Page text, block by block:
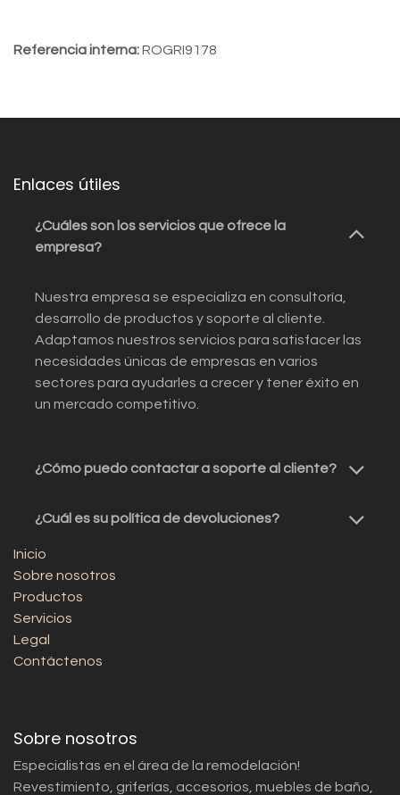
Referencia interna:ROGRI9178
Enlaces útiles
¿Cuáles son los servicios que ofrece la
empresa?
Nuestra empresa se especializa en consultoría,
desarrollo de productos y soporte al cliente.
Adaptamos nuestros servicios para satisfacer las
necesidades únicas de empresas en varios
sectores para ayudarles a crecer y tener éxito en
un mercado competitivo.
¿Cómo puedo contactar a soporte al cliente?
¿Cuál es su política de devoluciones?
Inicio
Sobre nosotros
Productos
Servicios
Legal
Contáctenos
Sobre nosotros
Especialistas en el área de la remodelación!
Revestimiento, griferías, accesorios, muebles de baño,